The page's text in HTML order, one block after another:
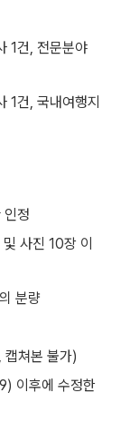
1건, 전문분야
1건, 국내여행지
인정
사진 10장 이
분량
캡쳐본 불가)
이후에 수정한